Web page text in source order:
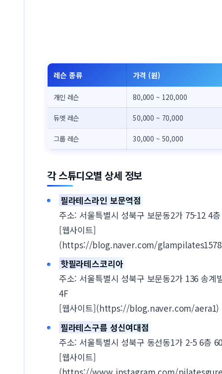
레슨 종류 가격 (원)
개인 레슨 80,000 ~ 120,000
듀엣 레슨 50,000 ~ 70,000
그룹 레슨 30,000 ~ 50,000
각 스튜디오별 상세 정보
필라테스라인 보문역점
주소: 서울특별시 성북구 보문동2가 75-12 4층
[웹사이트]
(https://blog.naver.com/
핫필라테스코리아
주소: 서울특별시 성북구 보문동2가 136 송계
4F
[웹사이트](https://blog.naver.com/aera1)
필라테스구름 성신여대점
주소: 서울특별시 성북구 동선동1가 2-5 6층
[웹사이트]